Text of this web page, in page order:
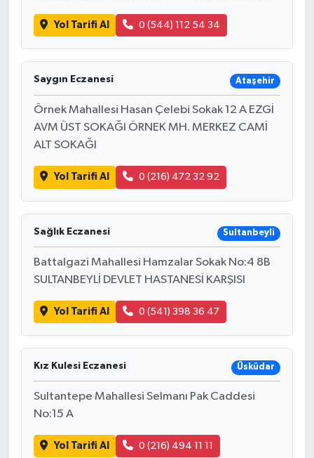
Yol Tarifi Al 0 (544) 112 54 34
Saygın Eczanesi Ataşehir
Örnek Mahallesi Hasan Çelebi Sokak 12 A EZGİ
AVM ÜST SOKAĞI ÖRNEK MH. MERKEZ CAMİ
ALT SOKAĞI
Yol Tarifi Al 0 (216) 472 32 92
Sağlık Eczanesi Sultanbeyli
Battalgazi Mahallesi Hamzalar Sokak No:4 8B
SULTANBEYLİ DEVLET HASTANESİ KARŞISI
Yol Tarifi Al 0 (541) 398 36 47
Kız Kulesi Eczanesi Üsküdar
Sultantepe Mahallesi Selmanı Pak Caddesi
No:15 A
Yol Tarifi Al 0 (216) 494 11 11